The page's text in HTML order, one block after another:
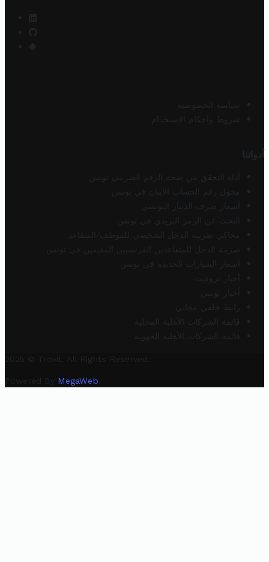
سياسة الخصوصية
شروط وأحكام الاستخدام
أدواتنا
أداة التحقق من صحة الرقم الضريبي تونس
محول رقم الحساب الآيبان في تونس
أسعار صرف الدينار التونسي
البحث عن الرمز البريدي في تونس
محاكي ضريبة الدخل الشخصي للموظف/المتقاعد
ضريبة الدخل للمتقاعدين الفرنسيين المقيمين في تونس
أسعار السيارات الجديدة في تونس
أخبار تروفيت
أخبار تونس
رابط خلفي مجاني
قائمة الشركات الأهلية المحلية
قائمة الشركات الأهلية الجهوية
2025 © Trovit. All Rights Reserved.
Powered By MegaWeb